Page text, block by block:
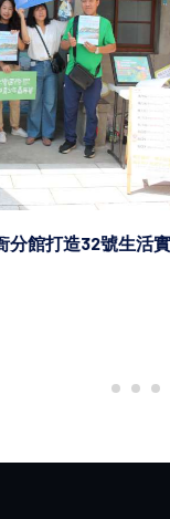
高雄郵局邀美濃憨